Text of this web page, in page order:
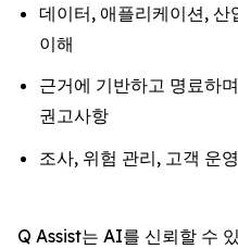
데이터, 애플리케이션, 산
이해
근거에 기반하고 명료하
권고사항
조사, 위험 관리, 고객 운
Q Assist는 AI를 신뢰할 수